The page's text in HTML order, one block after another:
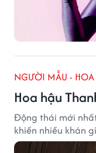
NGƯỜI MẪU - HOA
Hoa hậu
Động thái mới
khiến nhiều khán